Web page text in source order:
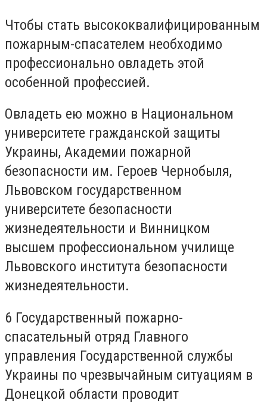
Чтобы стать высококвалифицированным
пожарным-спасателем необходимо
профессионально овладеть этой
особенной профессией.
Овладеть ею можно в Национальном
университете гражданской защиты
Украины, Академии пожарной
безопасности им. Героев Чернобыля,
Львовском государственном
университете безопасности
жизнедеятельности и Винницком
высшем профессиональном училище
Львовского института безопасности
жизнедеятельности.
6 Государственный пожарно-
спасательный отряд Главного
управления Государственной службы
Украины по чрезвычайным ситуациям в
Донецкой области проводит